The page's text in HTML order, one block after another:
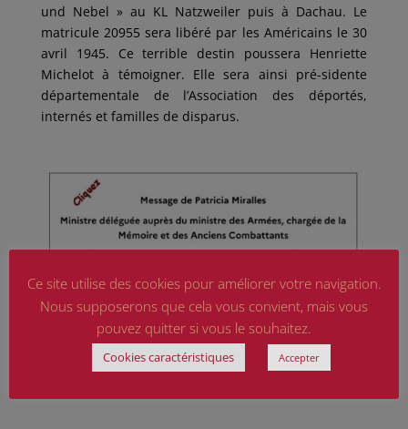
und Nebel » au KL Natzweiler puis à Dachau. Le
matricule 20955 sera libéré par les Américains le 30
avril 1945. Ce terrible destin poussera Henriette
Michelot à témoigner. Elle sera ainsi pré-sidente
départementale de l’Association des déportés,
internés et familles de disparus.
Ce site utilise des cookies pour améliorer votre navigation.
Nous supposerons que cela vous convient, mais vous
pouvez quitter si vous le souhaitez.
Cookies caractéristiques Accepter